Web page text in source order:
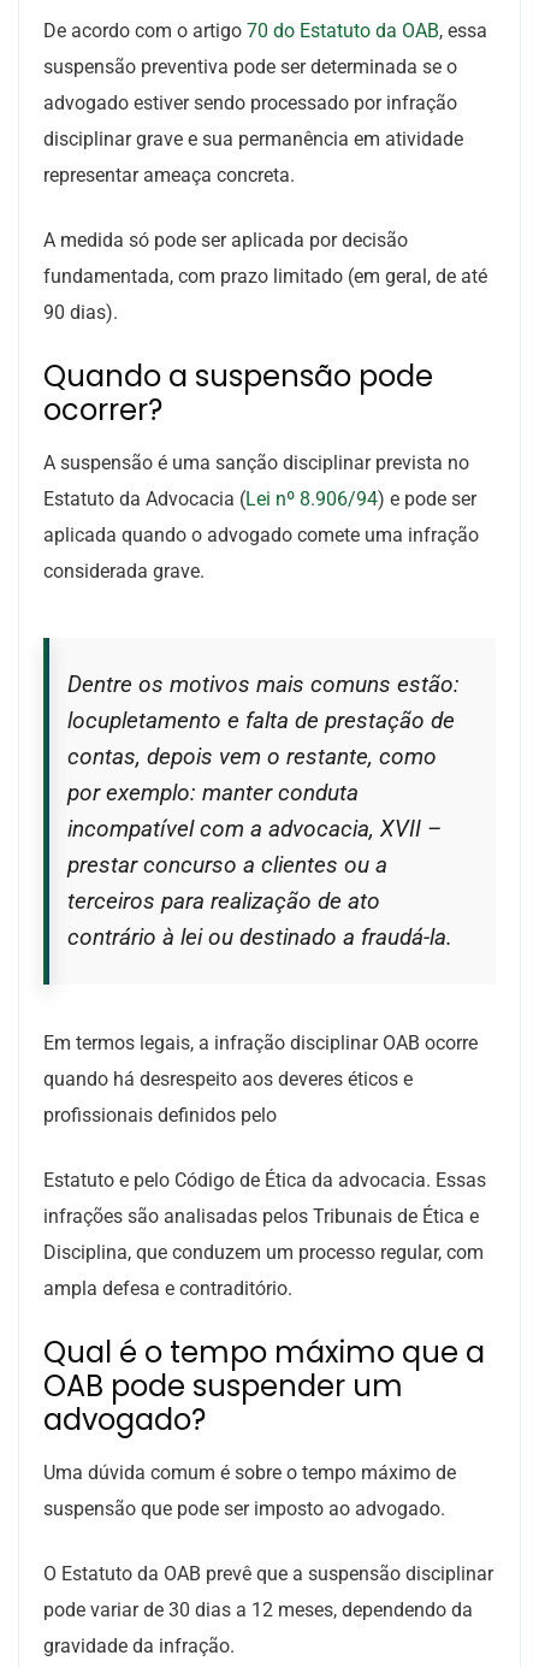
De acordo com o artigo 70 do Estatuto da OAB, essa
suspensão preventiva pode ser determinada se o
advogado estiver sendo processado por infração
disciplinar grave e sua permanência em atividade
representar ameaça concreta.
A medida só pode ser aplicada por decisão
fundamentada, com prazo limitado (em geral, de até
90 dias).
Quando a suspensão pode
ocorrer?
A suspensão é uma sanção disciplinar prevista no
Estatuto da Advocacia (Lei nº 8.906/94) e pode ser
aplicada quando o advogado comete uma infração
considerada grave.
Dentre os motivos mais comuns estão:
locupletamento e falta de prestação de
contas, depois vem o restante, como
por exemplo: manter conduta
incompatível com a advocacia, XVII –
prestar concurso a clientes ou a
terceiros para realização de ato
contrário à lei ou destinado a fraudá-la.
Em termos legais, a infração disciplinar OAB ocorre
quando há desrespeito aos deveres éticos e
profissionais definidos pelo
Estatuto e pelo Código de Ética da advocacia. Essas
infrações são analisadas pelos Tribunais de Ética e
Disciplina, que conduzem um processo regular, com
ampla defesa e contraditório.
Qual é o tempo máximo que a
OAB pode suspender um
advogado?
Uma dúvida comum é sobre o tempo máximo de
suspensão que pode ser imposto ao advogado.
O Estatuto da OAB prevê que a suspensão disciplinar
pode variar de 30 dias a 12 meses, dependendo da
gravidade da infração.